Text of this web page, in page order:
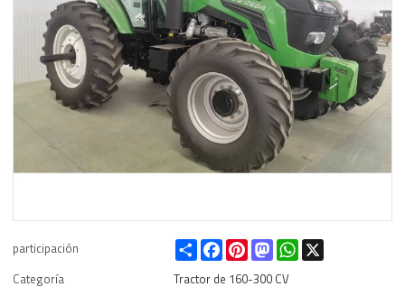
participación ShareFacebookPinterestMastodonWhatsApp
Categoría
Tractor de 160-300 CV